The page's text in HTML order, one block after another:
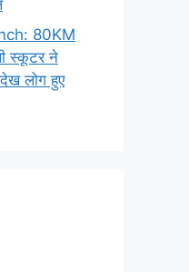
80KM
स्कूटर ने
देख लोग हुए